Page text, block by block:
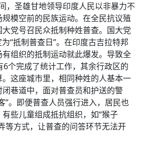
，圣雄甘地领导印度人民以非暴力不
模空前的民族运动。在全民抗议殖
党号召民众抵制种姓普查。国大党
“抵制普查日”。在印度古吉拉特邦
组织的抵制运动就此爆发。导致全
个完成了统计工作，其余行政区的
这座城市里，相同种姓的人基本一
巷道中，面对普查员和护送的警
”。即便普查人员强行进入，居民也
些儿童组成抵抗组织，如“猴子
等方式，让普查的问答环节无法开